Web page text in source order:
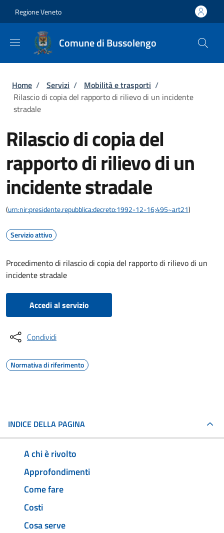
Regione Veneto
Comune di Bussolengo
Briciole di pane
Home / Servizi / Mobilità e trasporti /
Rilascio di copia del rapporto di rilievo di un incidente
stradale
Rilascio di copia del
rapporto di rilievo di un
incidente stradale
(urn:nir:presidente.repubblica:decreto:1992-12-16;495~art21)
Servizio attivo
Procedimento di rilascio di copia del rapporto di rilievo di un
incidente stradale
Accedi al servizio
Condividi
Normativa di riferimento
INDICE DELLA PAGINA
A chi è rivolto
Approfondimenti
Come fare
Costi
Cosa serve